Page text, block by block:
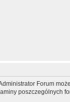
Forum
poszczególnych